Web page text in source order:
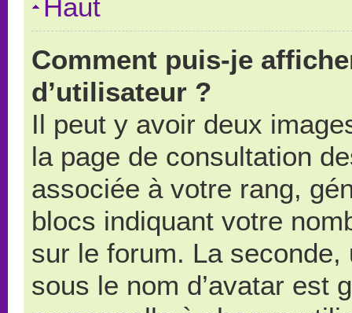
Haut
Comment puis-je
d’utilisateur ?
Il peut y avoir deux
la page de consultation
associée à votre rang,
blocs indiquant votre
sur le forum. La
sous le nom d’avatar est